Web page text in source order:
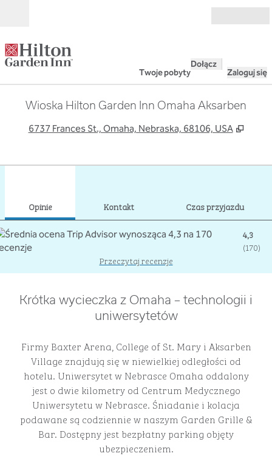
Twoje pobyty
Dołącz
Zaloguj się
Wioska Hilton Garden Inn Omaha Aksarben
6737 Frances St., Omaha, Nebraska, 68106, USA ,
Opinie Kontakt Czas przyjazdu
4,3
(170)
Przeczytaj recenzje
Krótka wycieczka z Omaha – technologii i
uniwersytetów
Firmy Baxter Arena, College of St. Mary i Aksarben
Village znajdują się w niewielkiej odległości od
hotelu. Uniwersytet w Nebrasce Omaha oddalony
jest o dwie kilometry od Centrum Medycznego
Uniwersytetu w Nebrasce. Śniadanie i kolacja
podawane są codziennie w naszym Garden Grille &
Bar. Dostępny jest bezpłatny parking objęty
ubezpieczeniem.